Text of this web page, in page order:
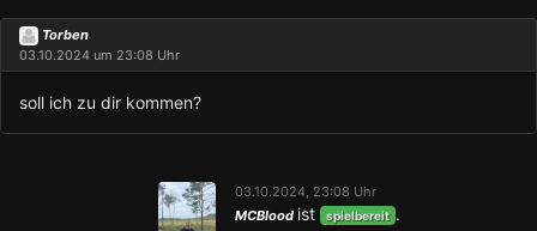
Torben
03.10.2024 um 23:08 Uhr
soll ich zu dir kommen?
03.10.2024, 23:08 Uhr
MCBlood ist spielbereit .